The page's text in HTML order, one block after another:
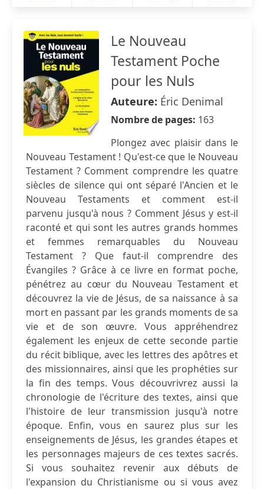
Le Nouveau
Testament Poche
pour les Nuls
Auteure: Éric Denimal
Nombre de pages: 163
Plongez avec plaisir dans le
Nouveau Testament ! Qu'est-ce que le Nouveau
Testament ? Comment comprendre les quatre
siècles de silence qui ont séparé l'Ancien et le
Nouveau Testaments et comment est-il
parvenu jusqu'à nous ? Comment Jésus y est-il
raconté et qui sont les autres grands hommes
et femmes remarquables du Nouveau
Testament ? Que faut-il comprendre des
Évangiles ? Grâce à ce livre en format poche,
pénétrez au cœur du Nouveau Testament et
découvrez la vie de Jésus, de sa naissance à sa
mort en passant par les grands moments de sa
vie et de son œuvre. Vous appréhendrez
également les enjeux de cette seconde partie
du récit biblique, avec les lettres des apôtres et
des missionnaires, ainsi que les prophéties sur
la fin des temps. Vous découvrivrez aussi la
chronologie de l'écriture des textes, ainsi que
l'histoire de leur transmission jusqu'à notre
époque. Enfin, vous en saurez plus sur les
enseignements de Jésus, les grandes étapes et
les personnages majeurs de ces textes sacrés.
Si vous souhaitez revenir aux débuts de
l'expansion du Christianisme ou si vous avez